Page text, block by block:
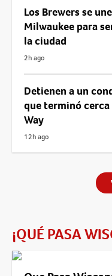
Los Brewers se
Milwaukee para
la ciudad
2h ago
Detienen a un
que terminó cerca
Way
12h ago
¡QUÉ PASA